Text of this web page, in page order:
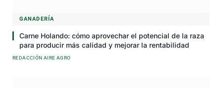
GANADERÍA
Carne Holando: cómo aprovechar el potencial de la raza
para producir más calidad y mejorar la rentabilidad
REDACCIÓN AIRE AGRO